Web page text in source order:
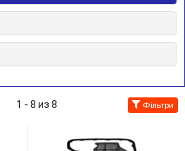
1 - 8 из 8 Фільтри